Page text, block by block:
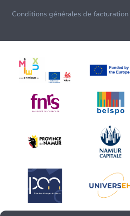
Conditions générales de facturation